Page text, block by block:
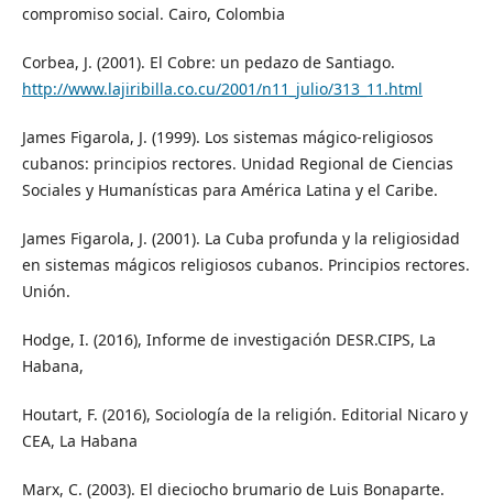
compromiso social. Cairo, Colombia
Corbea, J. (2001). El Cobre: un pedazo de Santiago.
http://www.lajiribilla.co.cu/2001/n11_julio/313_11.html
James Figarola, J. (1999). Los sistemas mágico-religiosos
cubanos: principios rectores. Unidad Regional de Ciencias
Sociales y Humanísticas para América Latina y el Caribe.
James Figarola, J. (2001). La Cuba profunda y la religiosidad
en sistemas mágicos religiosos cubanos. Principios rectores.
Unión.
Hodge, I. (2016), Informe de investigación DESR.CIPS, La
Habana,
Houtart, F. (2016), Sociología de la religión. Editorial Nicaro y
CEA, La Habana
Marx, C. (2003). El dieciocho brumario de Luis Bonaparte.